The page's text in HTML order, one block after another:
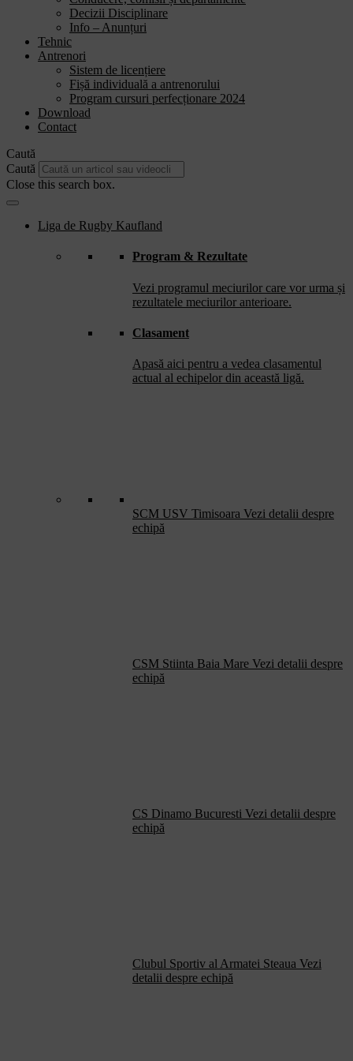
Decizii Disciplinare
Info – Anunțuri
Tehnic
Antrenori
Sistem de licențiere
Fișă individuală a antrenorului
Program cursuri perfecționare 2024
Download
Contact
Caută
Caută
Close this search box.
Liga de Rugby Kaufland
Program & Rezultate
Vezi programul meciurilor care vor urma și
rezultatele meciurilor anterioare.
Clasament
Apasă aici pentru a vedea clasamentul
actual al echipelor din această ligă.
SCM USV Timisoara Vezi detalii despre
echipă
CSM Stiinta Baia Mare Vezi detalii despre
echipă
CS Dinamo Bucuresti Vezi detalii despre
echipă
Clubul Sportiv al Armatei Steaua Vezi
detalii despre echipă